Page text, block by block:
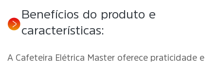
Benefícios do produto e
características:
A Cafeteira Elétrica Master oferece praticidade e